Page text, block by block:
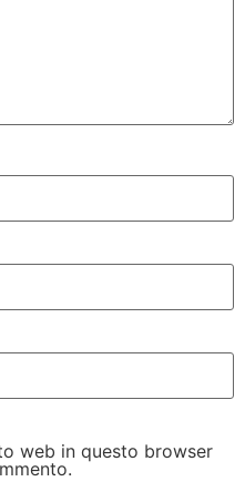
web in questo browser